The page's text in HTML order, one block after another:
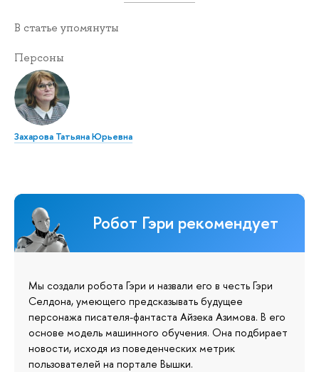
В статье упомянуты
Персоны
Захарова Татьяна Юрьевна
Робот Гэри рекомендует
Мы создали робота Гэри и назвали его в честь Гэри
Селдона, умеющего предсказывать будущее
персонажа писателя-фантаста Айзека Азимова. В его
основе модель машинного обучения. Она подбирает
новости, исходя из поведенческих метрик
пользователей на портале Вышки.